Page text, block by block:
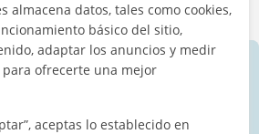
almacena datos, tales como cookies,
básico del sitio,
adaptar los anuncios y medir
para ofrecerte una mejor
aceptas lo establecido en